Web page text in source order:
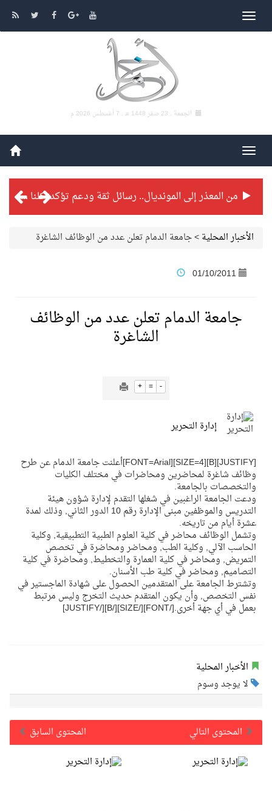
الجمعة , 23 صفر 1448 هـ , 7 أغسطس 2026 م
من المعذر إلى المونديال.. رسائل ثقة ودعم تؤكد: كلنا مع الأخضر
سيل الخير يروي ملاعب الكوكب
الأخبار المحلية>جامعة الدمام تعلن عدد من الوظائف الشاغرة
01/10/2011
جامعة الدمام تعلن عدد من الوظائف
الشاغرة
+ = -
إدارة التحرير
[JUSTIFY][B][SIZE=4][FONT=Arial]أعلنت جامعة الدمام عن طرح
وظائف شاغرة لمحاضرين ومحاضرات في مختلف الكليات
والتخصصات بالجامعة.
ودعت الجامعة الراغبين في شغلها التقدم لإدارة شؤون هيئة
التدريس والموظفين مبنى الإدارة رقم 10 الدور الثاني, وذلك لمدة
عشرة أيام من تاريخه.
وتشمل الوظائف محاضر في كلية العلوم الطبية التطبيقية, وكلية
الحاسب الآلي, وكلية الطب, ومحاضر ومحاضرة في تخصص
التمريض, ومحاضر في كلية العمارة والتخطيط, ومحاضرة في كلية
التصاميم, ومحاضر في كلية طب الأسنان.
وتشترط الجامعة على المتقدمين الحصول على شهادة الماجستير في
نفس التخصص, وأن يكون المتقدم حديث التخرج وليس مرتبط
بعمل في أي جهة أخرى.[/FONT][/SIZE][/B][/JUSTIFY]
الأخبار المحلية
لا يوجد وسوم
المحتوى السابق المحتوى التالي